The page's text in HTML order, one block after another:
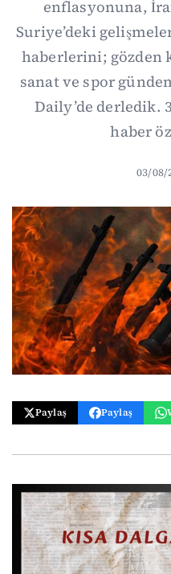
enflasyonuna,
Suriye’deki
haberlerini; gözden
sanat ve spor
Daily’de derledik.
haber
03/08/
Paylaş Paylaş